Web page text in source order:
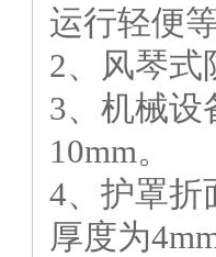
运行轻便
2、风琴式
3、机械设
10mm。
4、护罩折
厚度为